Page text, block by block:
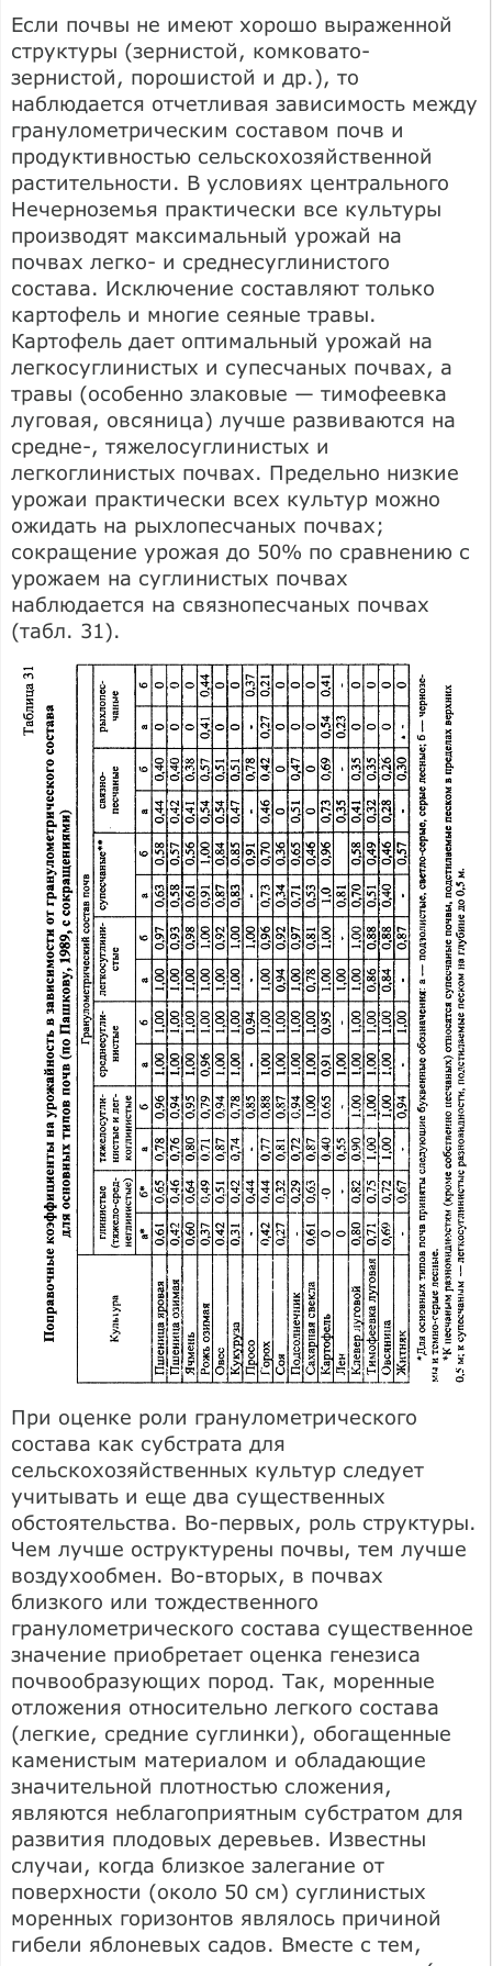
Если почвы не имеют хорошо выраженной
структуры (зернистой, комковато-
зернистой, порошистой и др.), то
наблюдается отчетливая зависимость между
гранулометрическим составом почв и
продуктивностью сельскохозяйственной
растительности. В условиях центрального
Нечерноземья практически все культуры
производят максимальный урожай на
почвах легко- и среднесуглинистого
состава. Исключение составляют только
картофель и многие сеяные травы.
Картофель дает оптимальный урожай на
легкосуглинистых и супесчаных почвах, а
травы (особенно злаковые — тимофеевка
луговая, овсяница) лучше развиваются на
средне-, тяжелосуглинистых и
легкоглинистых почвах. Предельно низкие
урожаи практически всех культур можно
ожидать на рыхлопесчаных почвах;
сокращение урожая до 50% по сравнению с
урожаем на суглинистых почвах
наблюдается на связнопесчаных почвах
(табл. 31).
При оценке роли гранулометрического
состава как субстрата для
сельскохозяйственных культур следует
учитывать и еще два существенных
обстоятельства. Во-первых, роль структуры.
Чем лучше оструктурены почвы, тем лучше
воздухообмен. Во-вторых, в почвах
близкого или тождественного
гранулометрического состава существенное
значение приобретает оценка генезиса
почвообразующих пород. Так, моренные
отложения относительно легкого состава
(легкие, средние суглинки), обогащенные
каменистым материалом и обладающие
значительной плотностью сложения,
являются неблагоприятным субстратом для
развития плодовых деревьев. Известны
случаи, когда близкое залегание от
поверхности (около 50 см) суглинистых
моренных горизонтов являлось причиной
гибели яблоневых садов. Вместе с тем,